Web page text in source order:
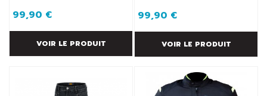
99,90 €
VOIR LE PRODUIT
99,90 €
VOIR LE PRODUIT